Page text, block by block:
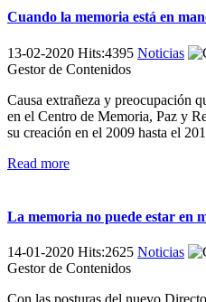
Cuando la memoria está en
13-02-2020 Hits:4395 Noticias
Gestor de Contenidos
Causa extrañeza y preocupación
en el Centro de Memoria, Paz y
su creación en el 2009 hasta el
Read more
La memoria no puede estar en
14-01-2020 Hits:2625 Noticias
Gestor de Contenidos